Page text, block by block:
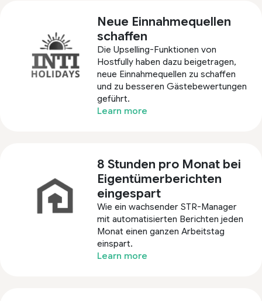
Neue Einnahmequellen
schaffen
Die Upselling-Funktionen von
Hostfully haben dazu beigetragen,
neue Einnahmequellen zu schaffen
und zu besseren Gästebewertungen
geführt.
Learn more
8 Stunden pro Monat bei
Eigentümerberichten
eingespart
Wie ein wachsender STR-Manager
mit automatisierten Berichten jeden
Monat einen ganzen Arbeitstag
einspart.
Learn more